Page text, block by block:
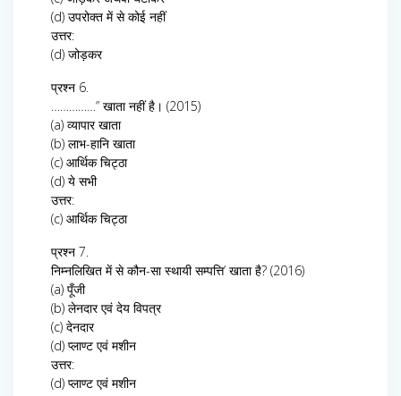
(d) उपरोक्त में से कोई नहीं
उत्तर:
(d) जोड़कर
प्रश्न 6.
……………” खाता नहीं है। (2015)
(a) व्यापार खाता
(b) लाभ-हानि खाता
(c) आर्थिक चिट्ठा
(d) ये सभी
उत्तर:
(c) आर्थिक चिट्ठा
प्रश्न 7.
निम्नलिखित में से कौन-सा स्थायी सम्पत्ति’ खाता है? (2016)
(a) पूँजी
(b) लेनदार एवं देय विपत्र
(c) देनदार
(d) प्लाण्ट एवं मशीन
उत्तर:
(d) प्लाण्ट एवं मशीन